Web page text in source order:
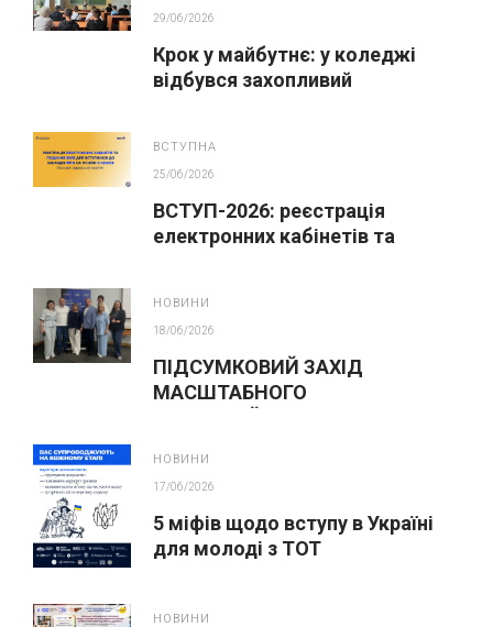
29/06/2026
Крок у майбутнє: у коледжі
відбувся захопливий
ВСТУПНА
25/06/2026
ВСТУП-2026: реєстрація
електронних кабінетів та
НОВИНИ
18/06/2026
ПІДСУМКОВИЙ ЗАХІД
МАСШТАБНОГО
НОВИНИ
17/06/2026
5 міфів щодо вступу в Україні
для молоді з ТОТ
НОВИНИ